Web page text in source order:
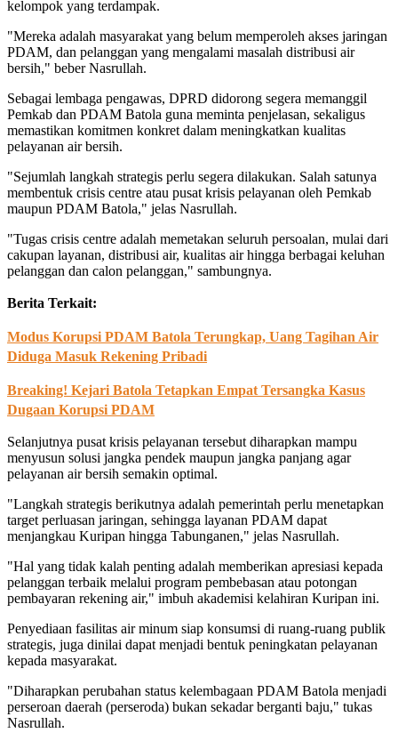
kelompok yang terdampak.
"Mereka adalah masyarakat yang belum memperoleh akses jaringan
PDAM, dan pelanggan yang mengalami masalah distribusi air
bersih," beber Nasrullah.
Sebagai lembaga pengawas, DPRD didorong segera memanggil
Pemkab dan PDAM Batola guna meminta penjelasan, sekaligus
memastikan komitmen konkret dalam meningkatkan kualitas
pelayanan air bersih.
"Sejumlah langkah strategis perlu segera dilakukan. Salah satunya
membentuk crisis centre atau pusat krisis pelayanan oleh Pemkab
maupun PDAM Batola," jelas Nasrullah.
"Tugas crisis centre adalah memetakan seluruh persoalan, mulai dari
cakupan layanan, distribusi air, kualitas air hingga berbagai keluhan
pelanggan dan calon pelanggan," sambungnya.
Berita Terkait:
Modus Korupsi PDAM Batola Terungkap, Uang Tagihan Air
Diduga Masuk Rekening Pribadi
Breaking! Kejari Batola Tetapkan Empat Tersangka Kasus
Dugaan Korupsi PDAM
Selanjutnya pusat krisis pelayanan tersebut diharapkan mampu
menyusun solusi jangka pendek maupun jangka panjang agar
pelayanan air bersih semakin optimal.
"Langkah strategis berikutnya adalah pemerintah perlu menetapkan
target perluasan jaringan, sehingga layanan PDAM dapat
menjangkau Kuripan hingga Tabunganen," jelas Nasrullah.
"Hal yang tidak kalah penting adalah memberikan apresiasi kepada
pelanggan terbaik melalui program pembebasan atau potongan
pembayaran rekening air," imbuh akademisi kelahiran Kuripan ini.
Penyediaan fasilitas air minum siap konsumsi di ruang-ruang publik
strategis, juga dinilai dapat menjadi bentuk peningkatan pelayanan
kepada masyarakat.
"Diharapkan perubahan status kelembagaan PDAM Batola menjadi
perseroan daerah (perseroda) bukan sekadar berganti baju," tukas
Nasrullah.